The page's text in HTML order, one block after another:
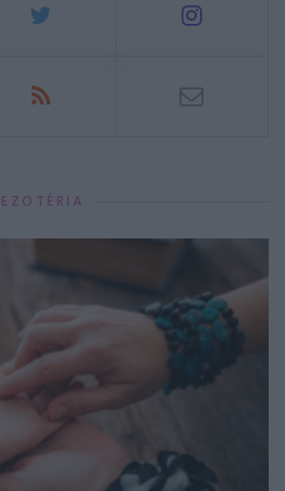
EZOTÉRIA